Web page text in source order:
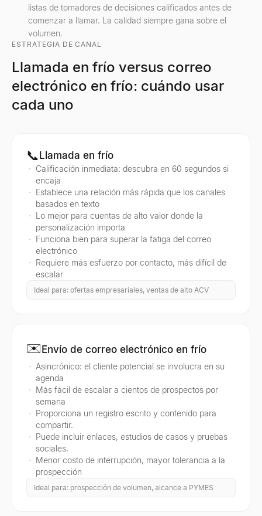
listas de tomadores de decisiones calificados antes de
comenzar a llamar. La calidad siempre gana sobre el
volumen.
ESTRATEGIA DE CANAL
Llamada en frío versus correo
electrónico en frío: cuándo usar
cada uno
📞 Llamada en frío
Calificación inmediata: descubra en 60 segundos si
encaja
Establece una relación más rápida que los canales
basados ​​en texto
Lo mejor para cuentas de alto valor donde la
personalización importa
Funciona bien para superar la fatiga del correo
electrónico
Requiere más esfuerzo por contacto, más difícil de
escalar
Ideal para: ofertas empresariales, ventas de alto ACV
✉️ Envío de correo electrónico en frío
Asincrónico: el cliente potencial se involucra en su
agenda
Más fácil de escalar a cientos de prospectos por
semana
Proporciona un registro escrito y contenido para
compartir.
Puede incluir enlaces, estudios de casos y pruebas
sociales.
Menor costo de interrupción, mayor tolerancia a la
prospección
Ideal para: prospección de volumen, alcance a PYMES